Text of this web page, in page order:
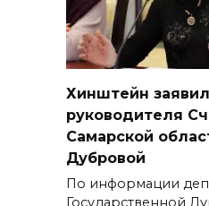
Хинштейн
руководителя
Самарской
Дубровой
По информации